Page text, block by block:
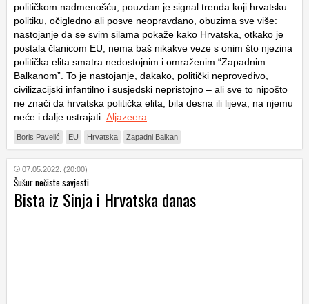
političkom nadmenošću, pouzdan je signal trenda koji hrvatsku
politiku, očigledno ali posve neopravdano, obuzima sve više:
nastojanje da se svim silama pokaže kako Hrvatska, otkako je
postala članicom EU, nema baš nikakve veze s onim što njezina
politička elita smatra nedostojnim i omraženim “Zapadnim
Balkanom”. To je nastojanje, dakako, politički neprovedivo,
civilizacijski infantilno i susjedski nepristojno – ali sve to nipošto
ne znači da hrvatska politička elita, bila desna ili lijeva, na njemu
neće i dalje ustrajati. Aljazeera
Boris Pavelić EU Hrvatska Zapadni Balkan
07.05.2022. (20:00)
Šušur nečiste savjesti
Bista iz Sinja i Hrvatska danas